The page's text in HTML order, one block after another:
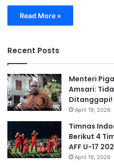
Read More »
Recent Posts
Menteri
Amsari:
Ditanggapi!
April 19, 2026
Timnas
Berikut 4
AFF U-17
April 19, 2026